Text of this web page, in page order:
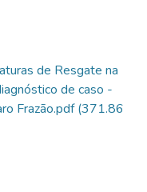
de Resgate na
de caso -
Frazão.pdf(371.86